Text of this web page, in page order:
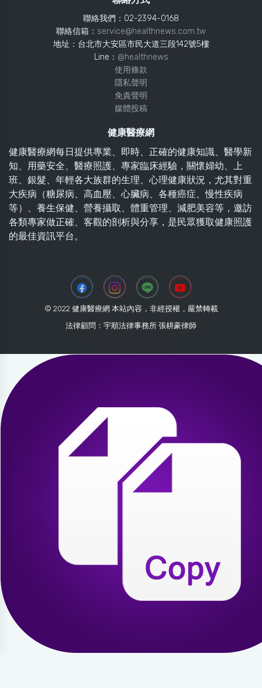
聯絡我們：02-2394-0168
聯絡信箱： service@healthnews.com.tw
地址：台北市大安區市民大道三段142號5樓
Line： @healthnews
使用條款
隱私聲明
免責聲明
媒體投稿
健康醫療網
健康醫療網每日提供專業、即時、正確的健康知識、醫學新
知、用藥安全、醫療照護、專家臨床經驗，關懷婦幼、上
班、銀髮、年輕各大族群的生理、心理健康狀況，尤其對重
大疾病（糖尿病、高血壓、心臟病、各種癌症、慢性疾病
等）、養生保健、營養攝取、體重管理、減肥美容等，邀訪
各類專家做正確、客觀的剖析與分享，是民眾獲取健康照護
的最佳資訊平台。
© 2022 健康醫療網 本站內容，非經授權，嚴禁轉載
法律顧問：宇順法律事務所 張耕豪律師